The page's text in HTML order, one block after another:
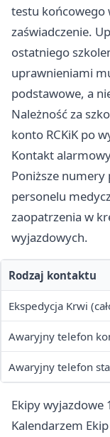
testu końcowego
zaświadczenie.
ostatniego
uprawnieniami
podstawowe, a
Należność za
konto RCKiK po
Kontakt
Poniższe numery
personelu
zaopatrzenia w
wyjazdowych.
Rodzaj kontaktu
Ekspedycja Krwi
Awaryjny telefon
Awaryjny telefon
Ekipy wyjazdowe
Kalendarzem